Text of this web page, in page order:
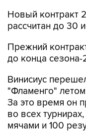
Новый контракт
рассчитан до 30
Прежний
до конца сезона-
Винисиус
"Фламенго" летом
За это время он
во всех
мячами и 100